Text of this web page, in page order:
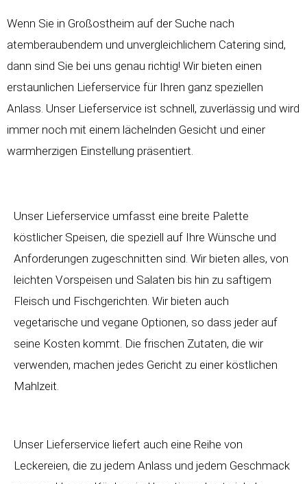
Wenn Sie in Großostheim auf der Suche nach
atemberaubendem und unvergleichlichem Catering sind,
dann sind Sie bei uns genau richtig! Wir bieten einen
erstaunlichen Lieferservice für Ihren ganz speziellen
Anlass. Unser Lieferservice ist schnell, zuverlässig und wird
immer noch mit einem lächelnden Gesicht und einer
warmherzigen Einstellung präsentiert.
Unser Lieferservice umfasst eine breite Palette
köstlicher Speisen, die speziell auf Ihre Wünsche und
Anforderungen zugeschnitten sind. Wir bieten alles, von
leichten Vorspeisen und Salaten bis hin zu saftigem
Fleisch und Fischgerichten. Wir bieten auch
vegetarische und vegane Optionen, so dass jeder auf
seine Kosten kommt. Die frischen Zutaten, die wir
verwenden, machen jedes Gericht zu einer köstlichen
Mahlzeit.
Unser Lieferservice liefert auch eine Reihe von
Leckereien, die zu jedem Anlass und jedem Geschmack